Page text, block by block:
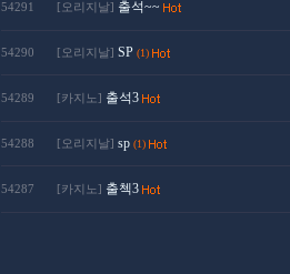
54291 [오리지날] 출석~~
54290 [오리지날] SP (1)
54289 [카지노] 출석3
54288 [오리지날] sp (1)
54287 [카지노] 출첵3